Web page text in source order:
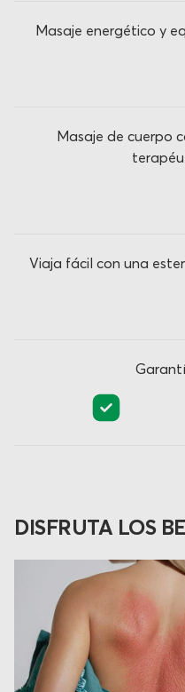
Masaje energético y
Masaje de cuerpo
Viaja fácil con una
DISFRUTA LOS